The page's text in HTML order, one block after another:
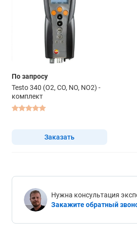
По запросу
Testo 340 (O2, CO, NO, NO2) -
комплект
Заказать
Нужна консультация
Закажите обратный